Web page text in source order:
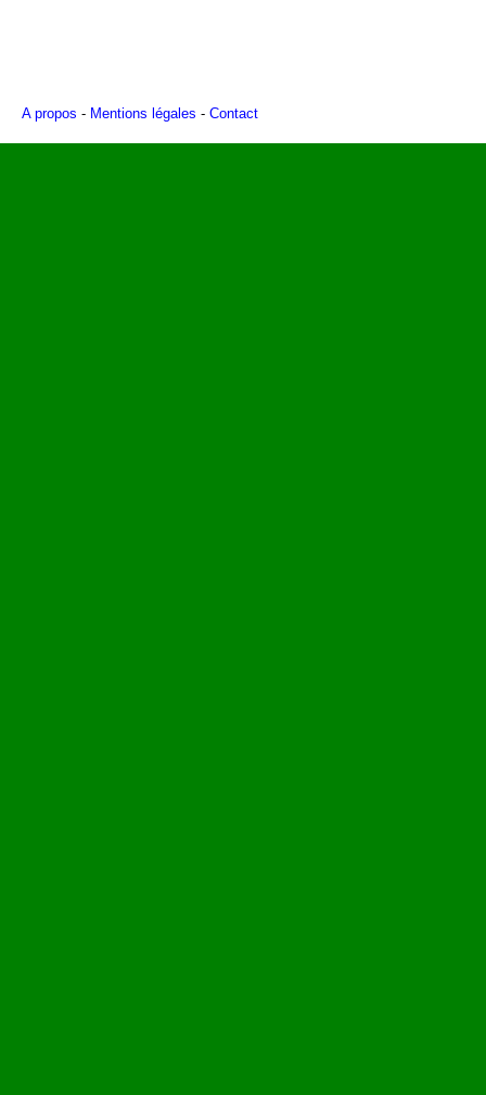
A propos - Mentions légales - Contact